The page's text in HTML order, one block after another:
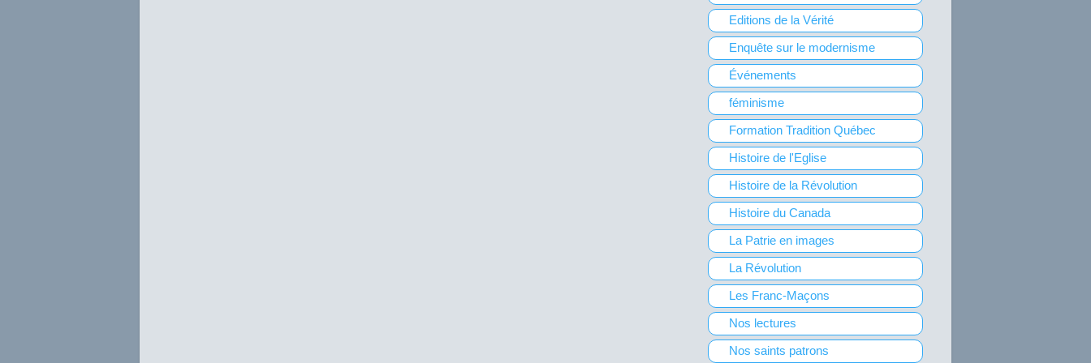
Editions de la Vérité
Enquête sur le modernisme
Événements
féminisme
Formation Tradition Québec
Histoire de l'Eglise
Histoire de la Révolution
Histoire du Canada
La Patrie en images
La Révolution
Les Franc-Maçons
Nos lectures
Nos saints patrons